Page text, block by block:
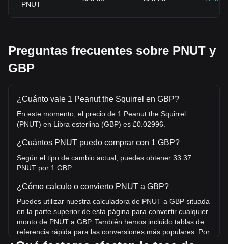
PNUT
Preguntas frecuentes sobre PNUT y
GBP
¿Cuánto vale 1 Peanut the Squirrel en GBP?
En este momento, el precio de 1 Peanut the Squirrel
(PNUT) en Libra esterlina (GBP) es £0.02996.
¿Cuántos PNUT puedo comprar con 1 GBP?
Según el tipo de cambio actual, puedes obtener 33.37
PNUT por 1 GBP.
¿Cómo calculo o convierto PNUT a GBP?
Puedes utilizar nuestra calculadora de PNUT a GBP situada
en la parte superior de esta página para convertir cualquier
monto de PNUT a GBP. También hemos incluido tablas de
referencia rápida para las conversiones más populares. Por
ejemplo, 5 GBP equivalen a 166.86 PNUT, mientras que 5